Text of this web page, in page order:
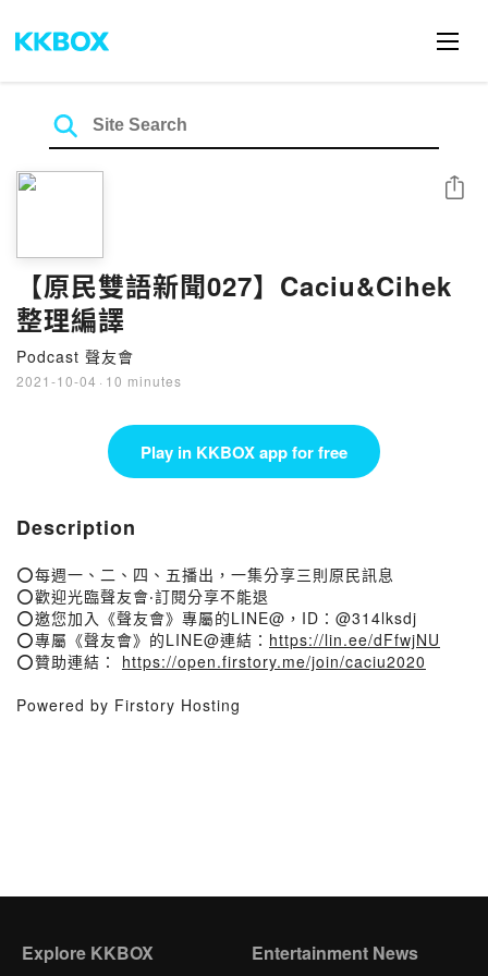
【原民雙語新聞027】Caciu&Cihek
整理編譯
Podcast 聲友會
2021-10-04 · 10 minutes
Share
Play in KKBOX app for free
Description
⭕每週一、二、四、五播出，一集分享三則原民訊息
⭕歡迎光臨聲友會‧訂閱分享不能退
⭕邀您加入《聲友會》專屬的LINE@，ID：@314lksdj
⭕專屬《聲友會》的LINE@連結： https://lin.ee/dFfwjNU
⭕贊助連結： https://open.firstory.me/join/caciu2020
Powered by Firstory Hosting
Explore KKBOX Entertainment News